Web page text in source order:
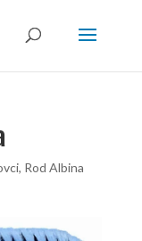
, Rod Albina